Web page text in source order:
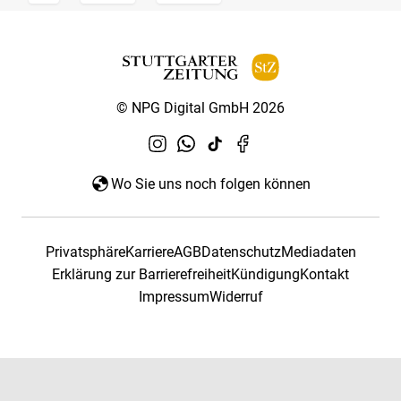
© NPG Digital GmbH 2026
Wo Sie uns noch folgen können
PrivatsphäreKarriereAGBDatenschutzMediadaten
Erklärung zur BarrierefreiheitKündigungKontakt
ImpressumWiderruf